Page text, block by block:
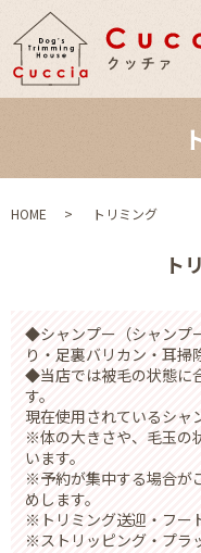
HOME トリミング
ト
◆シャンプー（シャンプ
り・足裏バリカン・耳掃
◆当店では被毛の状態に
す。
現在使用されているシャ
※体の大きさや、毛玉の
います。
※予約が集中する場合が
めします。
※トリミング送迎・フー
※ストリッピング・プラ